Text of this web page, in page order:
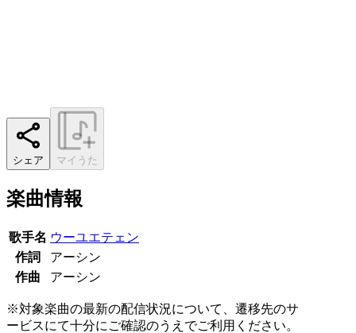
シェア マイうた
楽曲情報
歌手名 ウーユエテェン
作詞
アーシン
作曲
アーシン
※対象楽曲の最新の配信状況について、遷移先のサ
ービスにて十分にご確認のうえでご利用ください。